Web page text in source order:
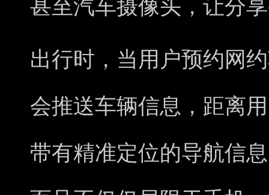
甚至汽车摄像头，让分
出行时，当用户预约网
会推送车辆信息，距离
带有精准定位的导航信